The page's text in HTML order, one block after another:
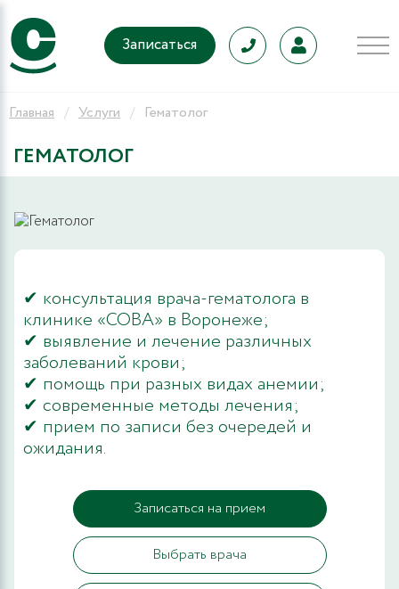
Записаться
Главная Услуги Гематолог
ГЕМАТОЛОГ
✔ консультация врача-гематолога в
клинике «СОВА» в Воронеже;
✔ выявление и лечение различных
заболеваний крови;
✔ помощь при разных видах анемии;
✔ современные методы лечения;
✔ прием по записи без очередей и
ожидания.
Записаться на прием
Выбрать врача